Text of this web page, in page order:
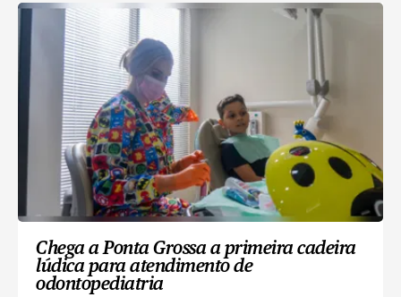
Chega a Ponta Grossa a primeira cadeira
lúdica para atendimento de
odontopediatria